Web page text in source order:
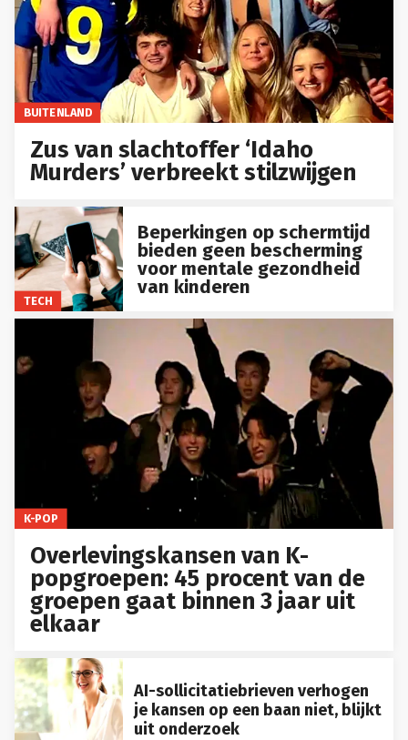
BUITENLAND
Zus van slachtoffer ‘Idaho
Murders’ verbreekt stilzwijgen
TECH
Beperkingen op schermtijd
bieden geen bescherming
voor mentale gezondheid
van kinderen
K-POP
Overlevingskansen van K-
popgroepen: 45 procent van de
groepen gaat binnen 3 jaar uit
elkaar
AI-sollicitatiebrieven verhogen
je kansen op een baan niet, blijkt
uit onderzoek